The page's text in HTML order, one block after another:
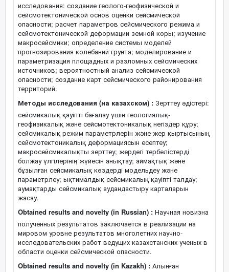
исследования: создание геолого-геофизической и
сейсмотектонической основ оценки сейсмической
опасности; расчет параметров сейсмического режима и
сейсмотектонической деформации земной коры; изучение
макросейсмики; определение системы моделей
прогнозирования колебаний грунта; моделирование и
параметризация площадных и разломных сейсмических
источников; вероятностный анализ сейсмической
опасности; создание карт сейсмического районирования
территорий.
Методы исследования (на казахском) : Зерттеу әдістері:
сейсмикалық қауіпті бағалау үшін геологиялық-
геофизикалық және сейсмотектоникалық негіздер құру;
сейсмикалық режим параметрлерін және жер қыртысының
сейсмотектоникалық деформациясын есептеу;
макросейсмикалықты зерттеу; жердегі тербелістерді
болжау үлгілерінің жүйесін анықтау; аймақтық және
бұзылған сейсмикалық көздерді модельдеу және
параметрлеу; ықтималдық сейсмикалық қауіпті талдау;
аумақтарды сейсмикалық аудандастыру карталарын
жасау.
Obtained results and novelty (in Russian) : Научная новизна
полученных результатов заключается в реализации на
мировом уровне результатов многолетних научно-
исследовательских работ ведущих казахстанских ученых в
области оценки сейсмической опасности.
Obtained results and novelty (in Kazakh) : Алынған